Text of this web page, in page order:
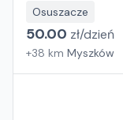
Osuszacze
50.00 zł/dzień
+38 km Myszków